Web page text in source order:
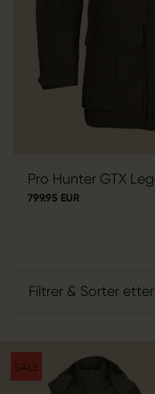
Pro Hunter GTX
799.95 EUR
Filtrer & Sorter etter
SALE